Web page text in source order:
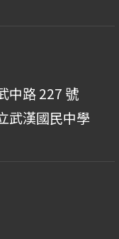
中路 227 號
武漢國民中學